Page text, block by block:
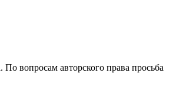
вопросам авторского права просьба